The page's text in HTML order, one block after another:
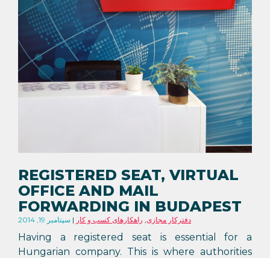
REGISTERED SEAT, VIRTUAL
OFFICE AND MAIL
FORWARDING IN BUDAPEST
سپتامبر 19, 2014 دفترکار مجازی, راهکارهای کسب و کار
Having a registered seat is essential for a
Hungarian company. This is where authorities